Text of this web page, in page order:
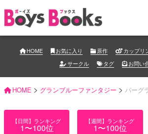
HOME お気に入り 原作 カップリ
サークル
タグ お問い
HOME > グランブルーファンタジー > パーグ
【日間】ランキング
1〜100位
【週間】ランキング
1〜100位